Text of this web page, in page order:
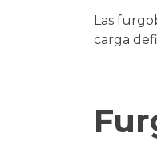
Las
carga